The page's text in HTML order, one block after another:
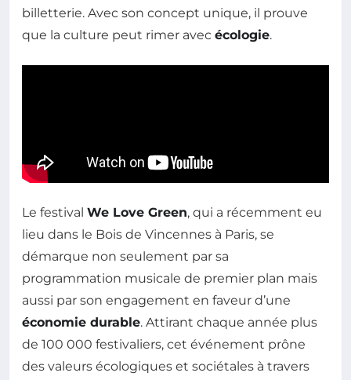
billetterie. Avec son concept unique, il prouve
que la culture peut rimer avec écologie.
Le festival We Love Green, qui a récemment eu
lieu dans le Bois de Vincennes à Paris, se
démarque non seulement par sa
programmation musicale de premier plan mais
aussi par son engagement en faveur d’une
économie durable. Attirant chaque année plus
de 100 000 festivaliers, cet événement prône
des valeurs écologiques et sociétales à travers